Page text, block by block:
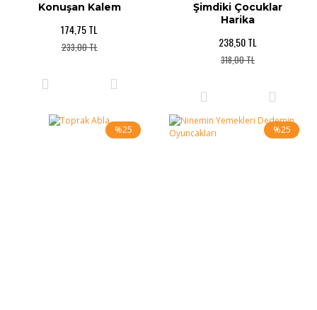
Konuşan Kalem
174,75 TL
233,00 TL
Şimdiki Çocuklar
Harika
238,50 TL
318,00 TL
%25 %25